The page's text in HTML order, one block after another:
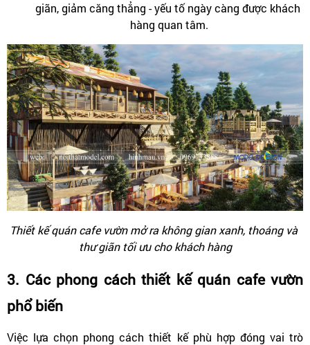
giãn, giảm căng thẳng - yếu tố ngày càng được khách
hàng quan tâm.
Thiết kế quán cafe vườn mở ra không gian xanh, thoáng và
thư giãn tối ưu cho khách hàng
3. Các phong cách thiết kế quán cafe vườn
phổ biến
Việc lựa chọn phong cách thiết kế phù hợp đóng vai trò